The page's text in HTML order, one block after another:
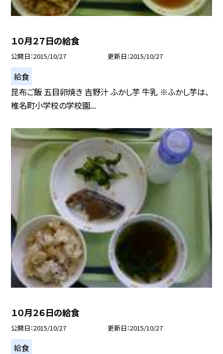
１０月２７日の給食
公開日 2015/10/27 更新日 2015/10/27
給食
昆布ご飯 五目卵焼き 吉野汁 ふかし芋 牛乳 ※ふかし芋は、
椎名町小学校の学校園...
１０月２６日の給食
公開日 2015/10/27 更新日 2015/10/27
給食